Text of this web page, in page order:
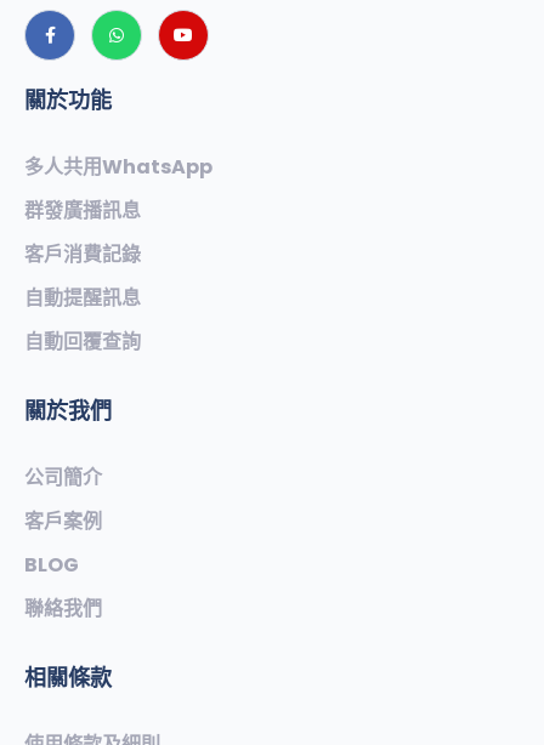
關於功能
多人共用WhatsApp
群發廣播訊息
客戶消費記錄
自動提醒訊息
自動回覆查詢
關於我們
公司簡介
客戶案例
BLOG
聯絡我們
相關條款